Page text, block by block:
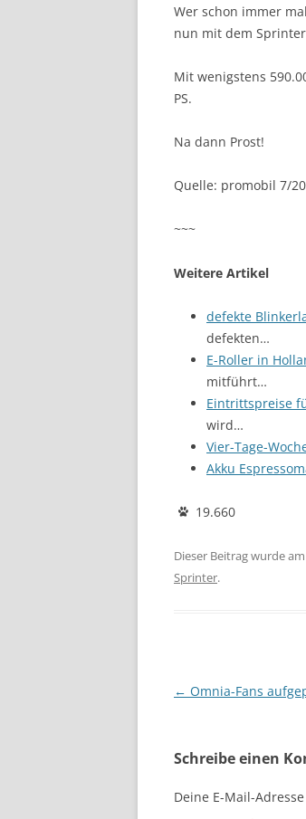
Wer schon immer
nun mit dem
Mit wenigstens
PS.
Na dann Prost!
Quelle: promobil 7/
~~~
Weitere Artikel
defekte
defekten…
E-Roller in
mitführt…
Eintrittspreise
wird…
Vier-Tage-
Akku
19.660
Dieser Beitrag wurde am
Sprinter.
Beitragsnavigation
← Omnia-Fans
Schreibe einen
Deine E-Mail-